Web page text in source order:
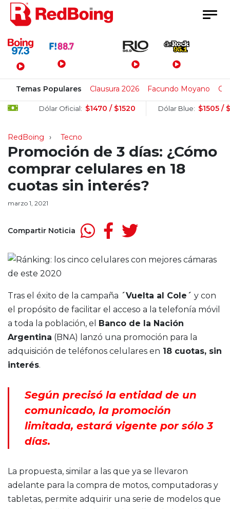
Menú Principal
Temas Populares Clausura 2026 Facundo Moyano
Dólar Oficial: $1470 / $1520 Dólar Blue: $1505 /
RedBoing Tecno
Promoción de 3 días: ¿Cómo
comprar celulares en 18
cuotas sin interés?
marzo 1, 2021
Compartir Noticia
Tras el éxito de la campaña ´Vuelta al Cole´ y con
el propósito de facilitar el acceso a la telefonía móvil
a toda la población, el
Banco de la Nación
Argentina (BNA) lanzó una promoción para la
adquisición de teléfonos celulares en 18 cuotas, sin
interés.
Según precisó la entidad de un
comunicado, la promoción
limitada, estará vigente por sólo 3
días.
La propuesta, similar a las que ya se llevaron
adelante para la compra de motos, computadoras y
tabletas, permite adquirir una serie de modelos que